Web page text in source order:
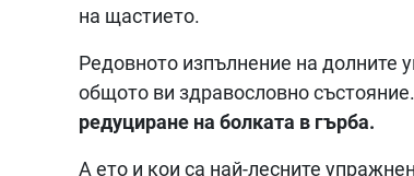
на щастието.
Редовното изпълнение на долните
общото ви здравословно
редуциране на болката в гърба.
А ето и кои са най-лесните